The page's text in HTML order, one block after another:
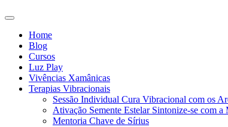
Menu
Home
Blog
Cursos
Luz Play
Vivências Xamânicas
Terapias Vibracionais
Sessão Individual Cura Vibracional com os
Ativação Semente Estelar Sintonize-se com a
Mentoria Chave de Sírius